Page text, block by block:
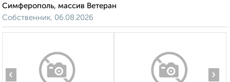
Симферополь, массив Ветеран
Собственник, 06.08.2026
‹ ›